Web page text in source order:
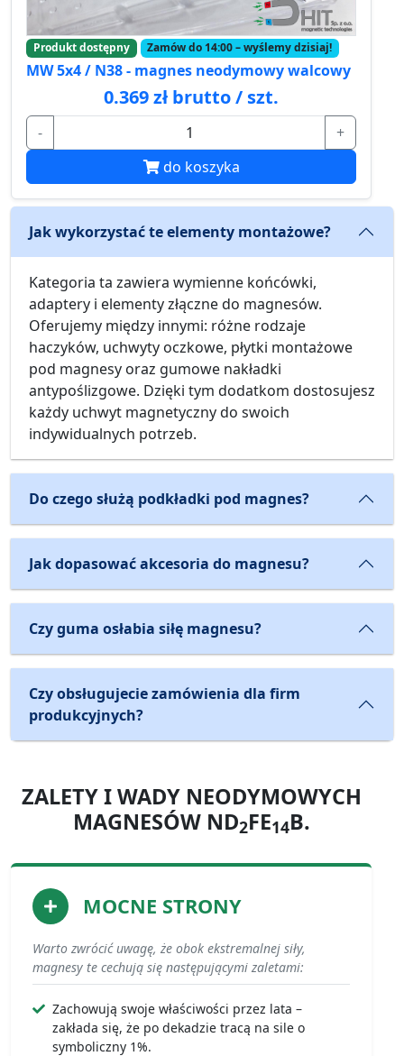
Produkt dostępny Zamów do 14:00 – wyślemy dzisiaj!
MW 5x4 / N38 - magnes neodymowy walcowy
0.369 zł brutto / szt.
-
+
do koszyka
Jak wykorzystać te elementy montażowe?
Kategoria ta zawiera wymienne końcówki,
adaptery i elementy złączne do magnesów.
Oferujemy między innymi: różne rodzaje
haczyków, uchwyty oczkowe, płytki montażowe
pod magnesy oraz gumowe nakładki
antypoślizgowe. Dzięki tym dodatkom dostosujesz
każdy uchwyt magnetyczny do swoich
indywidualnych potrzeb.
Do czego służą podkładki pod magnes?
Jak dopasować akcesoria do magnesu?
Czy guma osłabia siłę magnesu?
Czy obsługujecie zamówienia dla firm
produkcyjnych?
ZALETY I WADY NEODYMOWYCH
MAGNESÓW ND2FE14B.
MOCNE STRONY
Warto zwrócić uwagę, że obok ekstremalnej siły,
magnesy te cechują się następującymi zaletami:
Zachowują swoje właściwości przez lata –
zakłada się, że po dekadzie tracą na sile o
symboliczny 1%.